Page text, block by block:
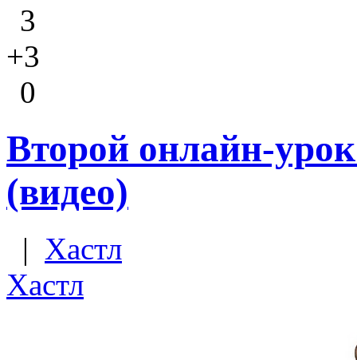
3
+3
0
Второй онлайн-
(видео)
| Хастл
Хастл